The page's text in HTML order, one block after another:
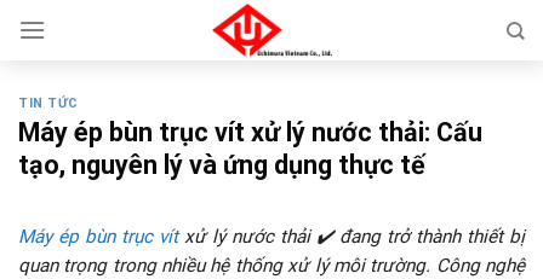
TIN TỨC
Máy ép bùn trục vít xử lý nước thải: Cấu
tạo, nguyên lý và ứng dụng thực tế
Máy ép bùn trục vítxử lý nước thải ✔️ đang trở thành thiết bị
quan trọng trong nhiều hệ thống xử lý môi trường. Công nghệ